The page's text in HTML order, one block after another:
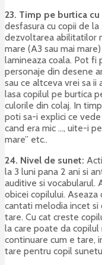
23. Timp pe burtica
desfasura cu copii de
dezvoltarea abilitatilor
mare (A3 sau mai
lamineaza coala. Pot fi
personaje din desene
sau ce altceva vrei sa ii
lasa copilul pe burtica
culorile din colaj. In
poti sa-i explici ce
cand era mic …, uite-i
mare” etc..
24. Nivel de sunet:
la 3 luni pana 2 ani si
auditive si vocabularul.
obicei copilului.
cantati melodia incet si
tare. Cu cat creste
la care poate da copilul
continuare cum e tare,
tare pentru copil